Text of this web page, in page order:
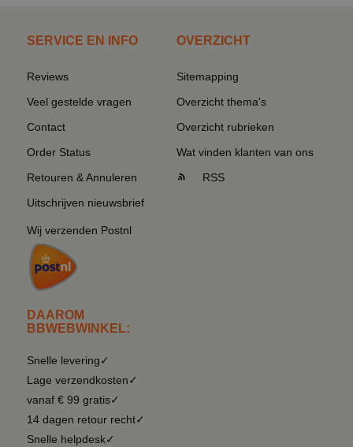
SERVICE EN INFO
Reviews
Veel gestelde vragen
Contact
Order Status
Retouren & Annuleren
Uitschrijven nieuwsbrief
Wij verzenden Postnl
DAAROM
BBWEBWINKEL:
Snelle levering✓
Lage verzendkosten✓
vanaf € 99 gratis✓
14 dagen retour recht✓
Snelle helpdesk✓
OVERZICHT
Sitemapping
Overzicht thema's
Overzicht rubrieken
Wat vinden klanten van ons
RSS